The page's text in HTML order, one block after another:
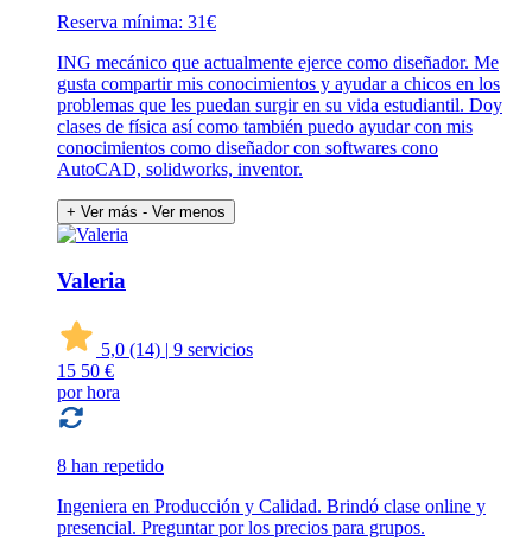
Reserva mínima: 31€
ING mecánico que actualmente ejerce como diseñador. Me
gusta compartir mis conocimientos y ayudar a chicos en los
problemas que les puedan surgir en su vida estudiantil. Doy
clases de física así como también puedo ayudar con mis
conocimientos como diseñador con softwares cono
AutoCAD, solidworks, inventor.
+ Ver más - Ver menos
Valeria
5,0 (14) | 9 servicios
15 50 €
por hora
8 han repetido
Ingeniera en Producción y Calidad. Brindó clase online y
presencial. Preguntar por los precios para grupos.